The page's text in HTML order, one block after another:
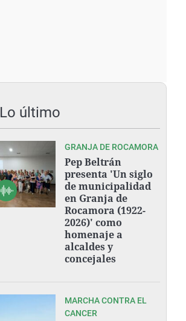
Lo último
GRANJA DE ROCAMORA
Pep Beltrán
presenta 'Un siglo
de municipalidad
en Granja de
Rocamora (1922-
2026)' como
homenaje a
alcaldes y
concejales
MARCHA CONTRA EL
CANCER